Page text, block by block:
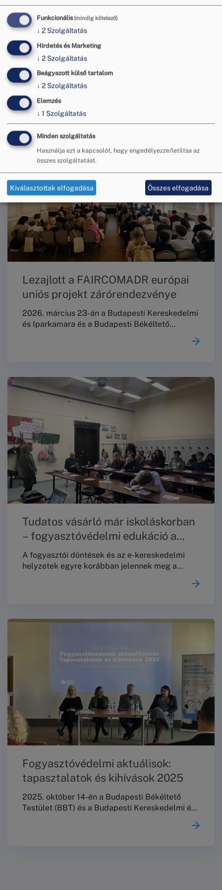
Kép
További bejegyzések
Lezajlott a FAIRCOMADR európai
uniós projekt zárórendezvénye
2026. március 23-án a Budapesti Kereskedelmi
és Iparkamara és a Budapesti Békéltető
Művelődési Ház dísztermében a FAIRCOMADR
európai uniós projekt záróeseményeként, amely
egyben lehetőséget teremtett a kétéves
program eredményeinek összegzésére
is.Szakmai zárókonferencia a FAIRCOMADR
projekt keretében2026.
Tudatos vásárló már iskoláskorban
– fogyasztóvédelmi edukáció a
Toldyban
A fogyasztói döntések és az e-kereskedelmi
helyzetek egyre korábban jelennek meg a
december 4-én a Budapesti Békéltető Testület
Fogyasztóvédelmi aktuálisok:
tapasztalatok és kihívások 2025
2025. október 14-én a Budapesti Békéltető
Testület (BBT) és a Budapesti Kereskedelmi és
Funkcionális(mindig kötelező)
↓ 2 Szolgáltatás
Hirdetés és Marketing
↓ 2 Szolgáltatás
Beágyazott külső tartalom
↓ 2 Szolgáltatás
Elemzés
↓ 1 Szolgáltatás
Minden szolgáltatás
Használja ezt a kapcsolót, hogy engedélyezze/letiltsa az
összes szolgáltatást.
Kiválasztottak elfogadása Összes elfogadása